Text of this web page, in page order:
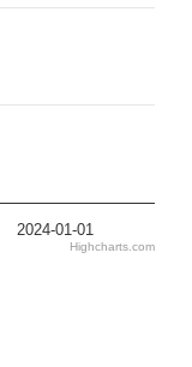
2024-01-01
Highcharts.com